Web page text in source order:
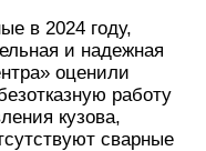
в 2024 году,
и надежная
оценили
работу
кузова,
сварные